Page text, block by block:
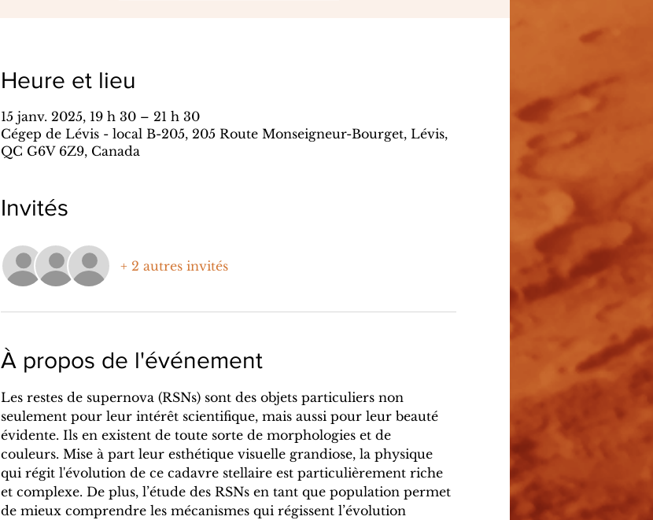
Heure et lieu
15 janv. 2025, 19 h 30 – 21 h 30
Cégep de Lévis - local B-205, 205 Route Monseigneur-Bourget, Lévis,
QC G6V 6Z9, Canada
Invités
+ 2 autres invités
À propos de l'événement
Les restes de supernova (RSNs) sont des objets particuliers non
seulement pour leur intérêt scientifique, mais aussi pour leur beauté
évidente. Ils en existent de toute sorte de morphologies et de
couleurs. Mise à part leur esthétique visuelle grandiose, la physique
qui régit l'évolution de ce cadavre stellaire est particulièrement riche
et complexe. De plus, l’étude des RSNs en tant que population permet
de mieux comprendre les mécanismes qui régissent l’évolution